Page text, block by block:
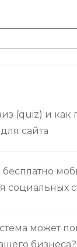
(quiz) и как
сайта
бесплатно
социальных
может
бизнеса?